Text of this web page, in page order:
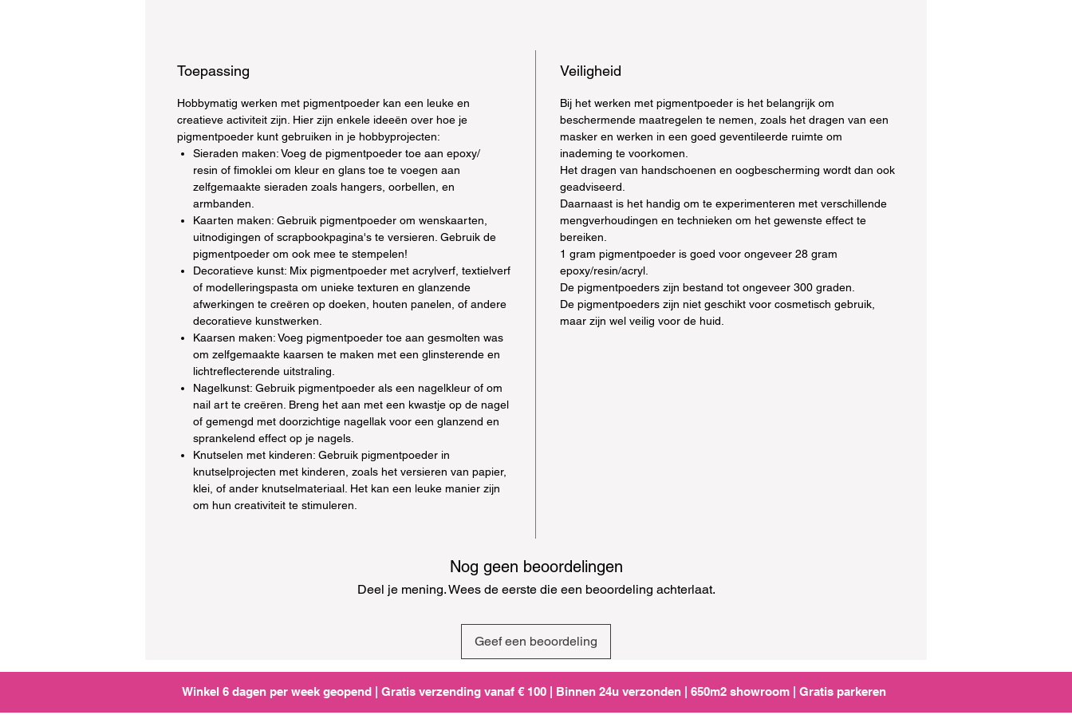
Toepassing
Hobbymatig werken met pigmentpoeder kan een leuke en
creatieve activiteit zijn. Hier zijn enkele ideeën over hoe je
pigmentpoeder kunt gebruiken in je hobbyprojecten:
Sieraden maken: Voeg de pigmentpoeder toe aan epoxy/
resin of fimoklei om kleur en glans toe te voegen aan
zelfgemaakte sieraden zoals hangers, oorbellen, en
armbanden.
Kaarten maken: Gebruik pigmentpoeder om wenskaarten,
uitnodigingen of scrapbookpagina's te versieren. Gebruik de
pigmentpoeder om ook mee te stempelen!
Decoratieve kunst: Mix pigmentpoeder met acrylverf, textielverf
of modelleringspasta om unieke texturen en glanzende
afwerkingen te creëren op doeken, houten panelen, of andere
decoratieve kunstwerken.
Kaarsen maken: Voeg pigmentpoeder toe aan gesmolten was
om zelfgemaakte kaarsen te maken met een glinsterende en
lichtreflecterende uitstraling.
Nagelkunst: Gebruik pigmentpoeder als een nagelkleur of om
nail art te creëren. Breng het aan met een kwastje op de nagel
of gemengd met doorzichtige nagellak voor een glanzend en
sprankelend effect op je nagels.
Knutselen met kinderen: Gebruik pigmentpoeder in
knutselprojecten met kinderen, zoals het versieren van papier,
klei, of ander knutselmateriaal. Het kan een leuke manier zijn
om hun creativiteit te stimuleren.
Veiligheid
Bij het werken met pigmentpoeder is het belangrijk om
beschermende maatregelen te nemen, zoals het dragen van een
masker en werken in een goed geventileerde ruimte om
inademing te voorkomen.
Het dragen van handschoenen en oogbescherming wordt dan ook
geadviseerd.
Daarnaast is het handig om te experimenteren met verschillende
mengverhoudingen en technieken om het gewenste effect te
bereiken.
1 gram pigmentpoeder is goed voor ongeveer 28 gram
epoxy/resin/acryl.
De pigmentpoeders zijn bestand tot ongeveer 300 graden.
De pigmentpoeders zijn niet geschikt voor cosmetisch gebruik,
maar zijn wel veilig voor de huid.
Nog geen beoordelingen
Deel je mening. Wees de eerste die een beoordeling achterlaat.
Geef een beoordeling
Winkel 6 dagen per week geopend | Gratis verzending vanaf € 100 | Binnen 24u verzonden | 650m2 showroom | Gratis parkeren